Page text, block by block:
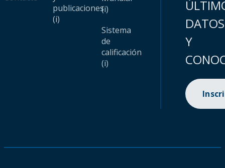
publicaciones
(i)
(i)
Sistema
de
calificación
(i)
DATOS
Y